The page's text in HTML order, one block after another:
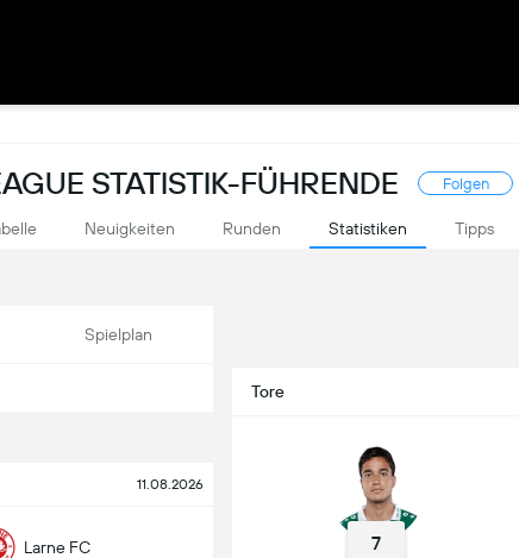
STATISTIK-FÜHRENDE Folgen
Neuigkeiten Runden Statistiken Tipps
Spielplan
11.08.2026
Larne FC
Tore
7